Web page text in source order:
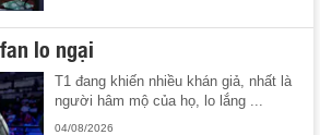
lo ngại
T1 đang khiến nhiều khán giả, nhất là
người hâm mộ của họ, lo lắng ...
04/08/2026